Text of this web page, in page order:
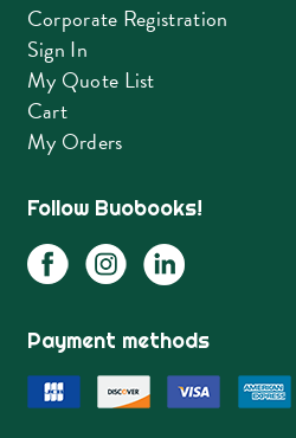
Corporate Registration
Sign In
My Quote List
Cart
My Orders
Follow Buobooks!
Payment methods